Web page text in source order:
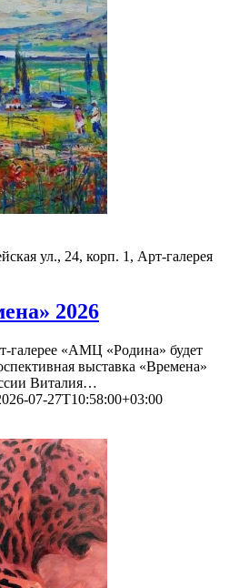
ул., 24, корп. 1, Арт-галерея
2026
галерее «АМЦ «Родина» будет
выставка «Времена»
Виталия…
07-27T10:58:00+03:00